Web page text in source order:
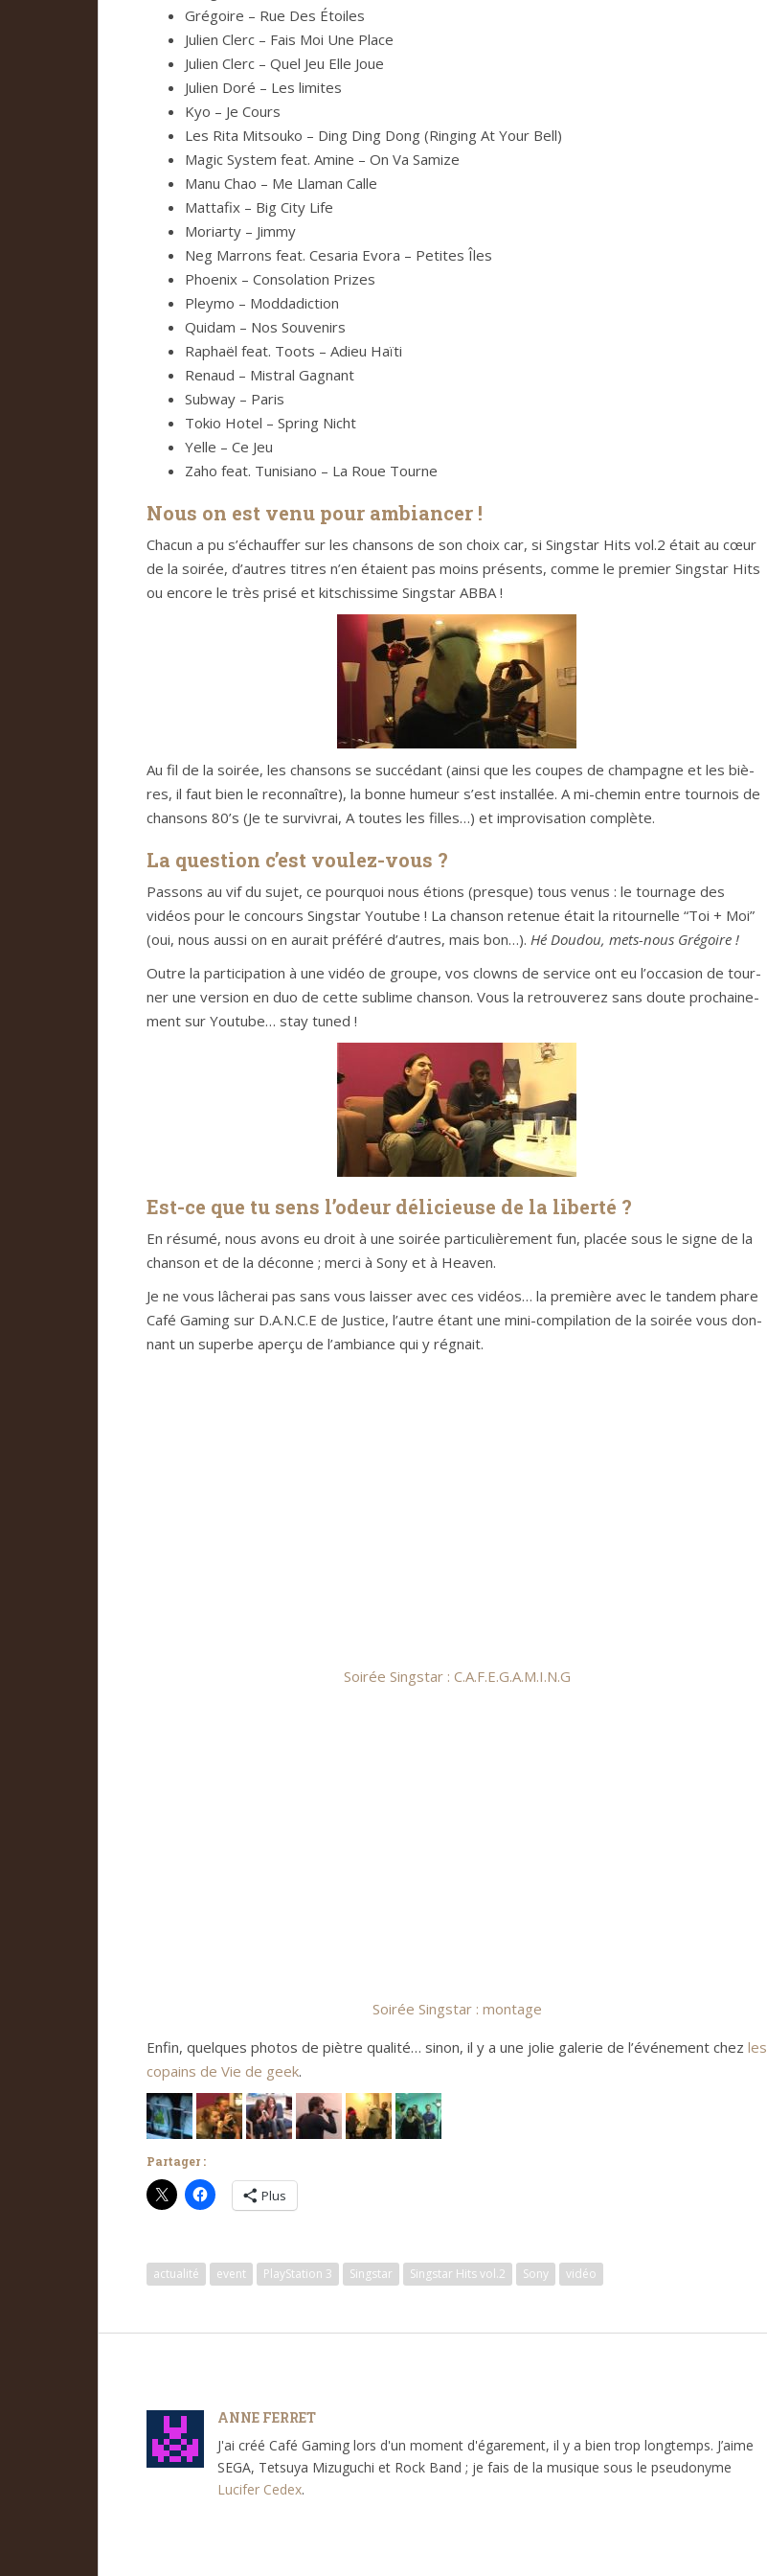
Gré­goire – Rue Des Étoi­les
Julien Clerc – Fais Moi Une Place
Julien Clerc – Quel Jeu Elle Joue
Julien Doré – Les limi­tes
Kyo – Je Cours
Les Rita Mit­souko – Ding Ding Dong (Rin­ging At Your Bell)
Magic Sys­tem feat. Amine – On Va Samize
Manu Chao – Me Lla­man Calle
Mat­ta­fix – Big City Life
Moriarty – Jimmy
Neg Mar­rons feat. Cesa­ria Evora – Peti­tes Îles
Phoe­nix – Con­so­la­tion Pri­zes
Pleymo – Mod­da­dic­tion
Qui­dam – Nos Sou­ve­nirs
Raphaël feat. Toots – Adieu Haïti
Renaud – Mis­tral Gagnant
Sub­way – Paris
Tokio Hotel – Spring Nicht
Yelle – Ce Jeu
Zaho feat. Tuni­siano – La Roue Tourne
Nous on est venu pour ambian­cer !
Cha­cun a pu s’échauf­fer sur les chan­sons de son choix car, si Sing­star Hits vol.2 était au cœur
de la soi­rée, d’autres titres n’en étaient pas moins pré­sents, comme le pre­mier Sing­star Hits
ou encore le très prisé et kit­schis­sime Sing­star ABBA !
Au fil de la soi­rée, les chan­sons se suc­cé­dant (ainsi que les cou­pes de cham­pa­gne et les biè­
res, il faut bien le recon­naî­tre), la bonne humeur s’est ins­tal­lée. A mi-che­min entre tour­nois de
chan­sons 80’s (Je te sur­vi­vrai, A tou­tes les filles…) et impro­vi­sa­tion com­plète.
La ques­tion c’est vou­lez-vous ?
Pas­sons au vif du sujet, ce pour­quoi nous étions (pres­que) tous venus : le tour­nage des
vidéos pour le con­cours Sing­star You­tube ! La chan­son rete­nue était la ritour­nelle “Toi + Moi”
(oui, nous aussi on en aurait pré­féré d’autres, mais bon…). Hé Dou­dou, mets-nous Gré­goire !
Outre la par­ti­ci­pa­tion à une vidéo de groupe, vos clowns de ser­vice ont eu l’occa­sion de tour­
ner une ver­sion en duo de cette sublime chan­son. Vous la retrou­ve­rez sans doute pro­chai­ne­
ment sur You­tube… stay tuned !
Est-ce que tu sens l’odeur déli­cieuse de la liberté ?
En résumé, nous avons eu droit à une soi­rée par­ti­cu­liè­re­ment fun, pla­cée sous le signe de la
chan­son et de la déconne ; merci à Sony et à Hea­ven.
Je ne vous lâche­rai pas sans vous lais­ser avec ces vidéos… la pre­mière avec le tan­dem phare
Café Gaming sur D.A.N.C.E de Jus­tice, l’autre étant une mini-com­pi­la­tion de la soi­rée vous don­
nant un superbe aperçu de l’ambiance qui y régnait.
Soi­rée Sing­star : C.A.F.E.G.A.M.I.N.G
Soi­rée Sing­star : mon­tage
Enfin, quel­ques pho­tos de piè­tre qua­lité… sinon, il y a une jolie gale­rie de l’évé­ne­ment chez les
copains de Vie de geek.
Partager :
Plus
actualité event PlayStation 3 Singstar Singstar Hits vol.2 Sony vidéo
ANNE FERRET
J'ai créé Café Gaming lors d'un moment d'égarement, il y a bien trop longtemps. J’aime
SEGA, Tetsuya Mizuguchi et Rock Band ; je fais de la musique sous le pseudonyme
Lucifer Cedex.